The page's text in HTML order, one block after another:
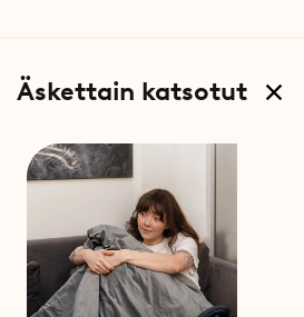
Äskettain katsotut